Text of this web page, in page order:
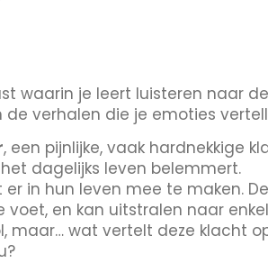
waarin je leert luisteren naar de
verhalen die je emoties
, een pijnlijke, vaak hardnekkige
dagelijks leven belemmert.
er in hun leven mee te maken.
en kan uitstralen naar
maar… wat vertelt deze klacht